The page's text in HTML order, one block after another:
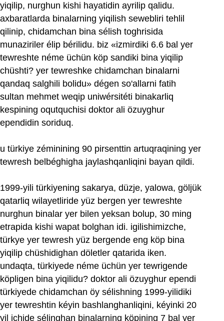
yiqilip, nurghun kishi hayatidin ayrilip qalidu.
axbaratlarda binalarning yiqilish sewebliri tehlil
qilinip, chidamchan bina sélish toghrisida
munaziriler élip bérilidu. biz «izmirdiki 6.6 bal yer
tewreshte néme üchün köp sandiki bina yiqilip
chüshti? yer tewreshke chidamchan binalarni
qandaq salghili bolidu» dégen so'allarni fatih
sultan mehmet weqip uniwérsitéti binakarliq
kespining oqutquchisi doktor ali özuyghur
ependidin soriduq.
u türkiye zéminining 90 pirsenttin artuqraqining yer
tewresh belbéghigha jaylashqanliqini bayan qildi.
1999-yili türkiyening sakarya, düzje, yalowa, göljük
qatarliq wilayetliride yüz bergen yer tewreshte
nurghun binalar yer bilen yeksan bolup, 30 ming
etrapida kishi wapat bolghan idi. igilishimizche,
türkye yer tewresh yüz bergende eng köp bina
yiqilip chüshidighan döletler qatarida iken.
undaqta, türkiyede néme üchün yer tewrigende
köpligen bina yiqilidu? doktor ali özuyghur ependi
türkiyede chidamchan öy sélishning 1999-yilidiki
yer tewreshtin kéyin bashlanghanliqini, kéyinki 20
yil ichide sélinghan binalarning köpining 7 bal yer